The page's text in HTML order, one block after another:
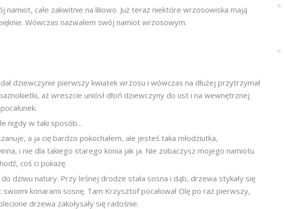
namiot, całe zakwitnie na liliowo. Już teraz niektóre wrzosowiska mają
Wówczas nazwałem swój namiot wrzosowym.
dziewczynie pierwszy kwiatek wrzosu i wówczas na dłużej przytrzymał
aż wreszcie uniósł dłoń dziewczyny do ust i na wewnętrznej
nigdy w taki sposób...
a ja cię bardzo pokochałem, ale jesteś taka młodziutka,
i nie dla takiego starego konia jak ja. Nie zobaczysz mojego namiotu
coś ci pokażę.
dziwu natury. Przy leśnej drodze stała sosna i dąb, drzewa stykały się
konarami sosnę. Tam Krzysztof pocałował Olę po raz pierwszy,
drzewa zakołysały się radośnie.